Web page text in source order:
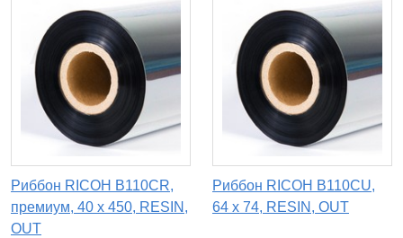
Риббон RICOH B110CR,
премиум, 40 х 450, RESIN,
OUT
Риббон RICOH B110CU,
64 х 74, RESIN, OUT